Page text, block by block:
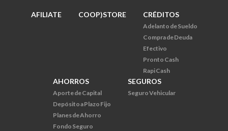
AFILIATE COOP)STORE CRÉDITOS
Adelanto de Sueldo
Compra de Deuda
Efectivo
Pronto Cash
Rapi Cash
AHORROS
Aporte de Capital
Depósito a Plazo Fijo
Planes de Ahorro
Fondo Seguro
SEGUROS
Seguro Vehicular